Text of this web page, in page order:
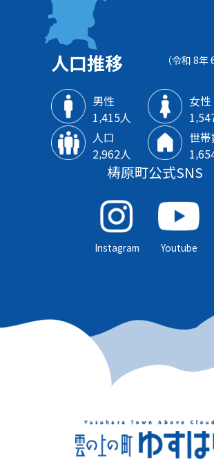
人口推移 （令和 8
男性
1‚415人
女性
人口
2‚962人
世
梼原町公式SNS
Instagram Youtube